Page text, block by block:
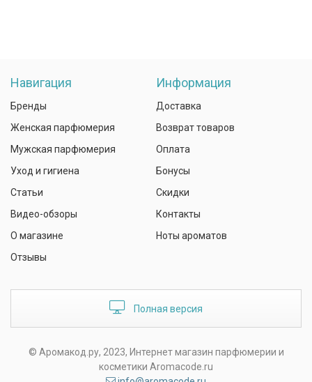
Навигация
Бренды
Женская парфюмерия
Мужская парфюмерия
Уход и гигиена
Статьи
Видео-обзоры
О магазине
Отзывы
Информация
Доставка
Возврат товаров
Оплата
Бонусы
Скидки
Контакты
Ноты ароматов
Полная версия
© Аромакод.ру, 2023, Интернет магазин парфюмерии и
косметики Aromacode.ru